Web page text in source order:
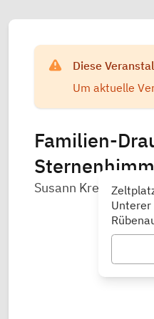
Diese
Um aktuelle
Familien-
Susann
Unterer